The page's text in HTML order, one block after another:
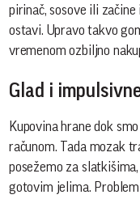
pirinač, sosove ili
ostavi. Upravo takvo
vremenom ozbiljno
Glad i
Kupovina hrane dok
računom. Tada mozak
posežemo za
gotovim jelima.